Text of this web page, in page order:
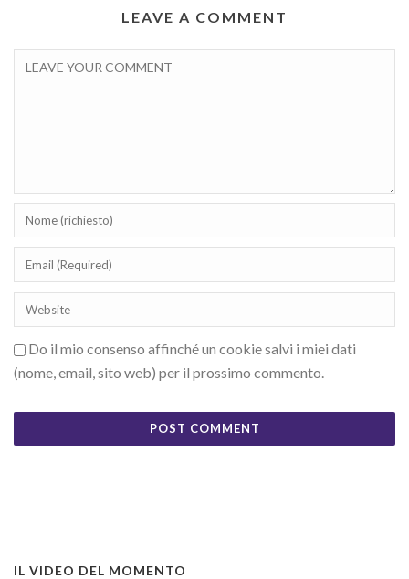
LEAVE A COMMENT
Do il mio consenso affinché un cookie salvi i miei dati
(nome, email, sito web) per il prossimo commento.
IL VIDEO DEL MOMENTO